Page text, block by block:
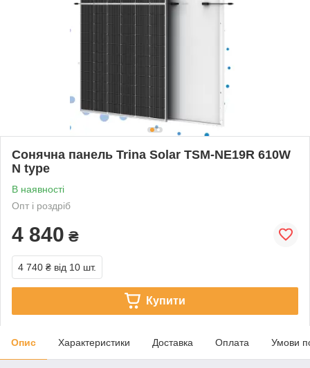
Сонячна панель Trina Solar TSM-NE19R 610W
N type
В наявності
Опт і роздріб
4 840 ₴
4 740 ₴ від 10 шт.
Купити
Опис Характеристики Доставка Оплата Умови